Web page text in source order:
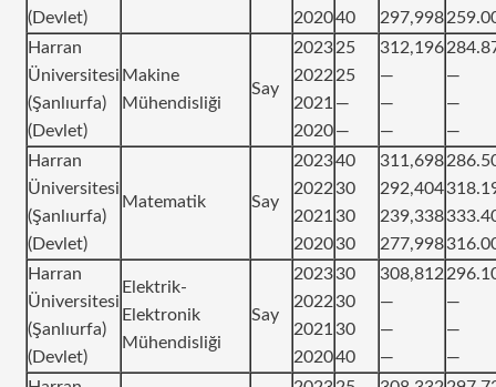
(Devlet)
202040
297,998
Harran
Üniversitesi
(Şanlıurfa)
(Devlet)
Makine
Mühendisliği
Say
2023
2022
2021
2020
25
25
—
—
312,196
—
—
—
—
—
—
Harran
Üniversitesi
(Şanlıurfa)
(Devlet)
Matematik Say
2023
2022
2021
2020
40
30
30
30
311,698
292,404
239,338
277,998
Harran
Üniversitesi
(Şanlıurfa)
(Devlet)
Elektrik-
Elektronik
Mühendisliği
Say
2023
2022
2021
2020
30
30
30
40
308,812
—
—
—
—
—
—